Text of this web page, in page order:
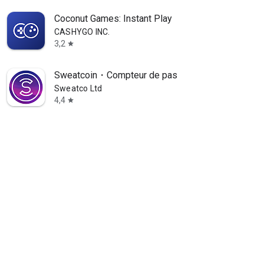
Coconut Games: Instant Play
CASHYGO INC.
3,2 star
Sweatcoin・Compteur de pas
Sweatco Ltd
4,4 star